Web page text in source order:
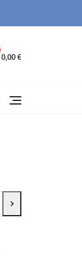
0,00 €